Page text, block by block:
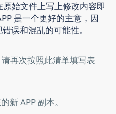
始文件上写上修改内容即
是一个更好的主意，因
误和混乱的可能性。
再次按照此清单填写表
新 APP 副本。